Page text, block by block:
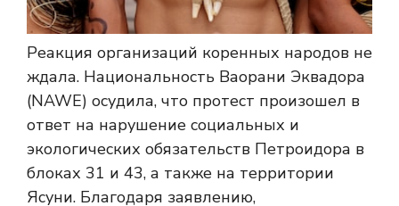
Реакция организаций коренных народов не
ждала. Национальность Ваорани Эквадора
(NAWE) осудила, что протест произошел в
ответ на нарушение социальных и
экологических обязательств Петроидора в
блоках 31 и 43, а также на территории
Ясуни. Благодаря заявлению,